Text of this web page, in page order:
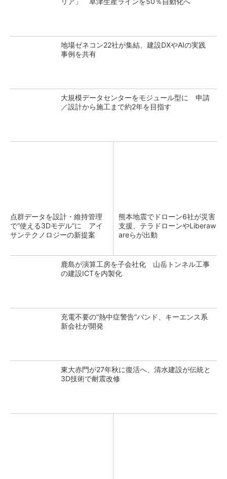
地場ゼネコン22社が集結、建設DXやAIの実践
事例を共有
大規模データセンターをモジュール型に 申請
／設計から施工まで約2年を目指す
点群データを設計・維持管理
で“使える3Dモデル”に アイ
サンテクノロジーの新提案
熊本地震でドローン6社が災害
支援、テラドローンやLiberaw
areらが出動
鹿島が演算工房を子会社化 山岳トンネル工事
の建設ICTを内製化
充電不要の“熱中症警告”バンド、キーエンス系
新会社が開発
東大赤門が27年秋に復活へ、清水建設が伝統と
3D技術で耐震改修